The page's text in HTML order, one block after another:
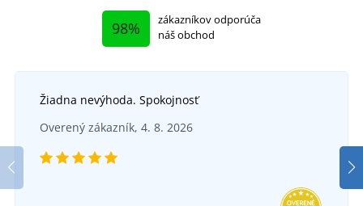
Reflexná vesta
Detská reflexná vesta so zvieratkami
98%
zákazníkov odporúča
náš obchod
Žiadna nevýhoda. Spokojnosť
Overený zákazník, 4. 8. 2026